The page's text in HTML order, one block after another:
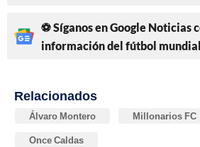
⚽ Síganos en Google Noticias
información del fútbol mundial
Relacionados
Álvaro Montero Millonarios FC
Once Caldas